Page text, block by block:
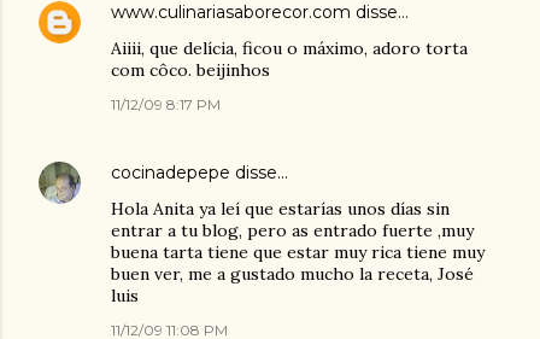
www.culinariasaborecor.com disse…
Aiiii, que delícia, ficou o máximo, adoro torta
com côco. beijinhos
11/12/09 8:17 PM
cocinadepepe disse…
Hola Anita ya leí que estarías unos días sin
entrar a tu blog, pero as entrado fuerte ,muy
buena tarta tiene que estar muy rica tiene muy
buen ver, me a gustado mucho la receta, José
luis
11/12/09 11:08 PM